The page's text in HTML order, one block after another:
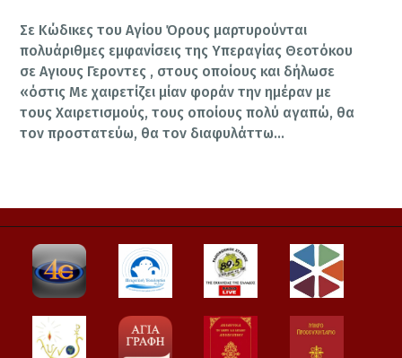
Σε Κώδικες του Αγίου Όρους μαρτυρούνται
πολυάριθμες εμφανίσεις της Υπεραγίας Θεοτόκου
σε Αγιους Γεροντες , στους οποίους και δήλωσε
«όστις Με χαιρετίζει μίαν φοράν την ημέραν με
τους Χαιρετισμούς, τους οποίους πολύ αγαπώ, θα
τον προστατεύω, θα τον διαφυλάττω…